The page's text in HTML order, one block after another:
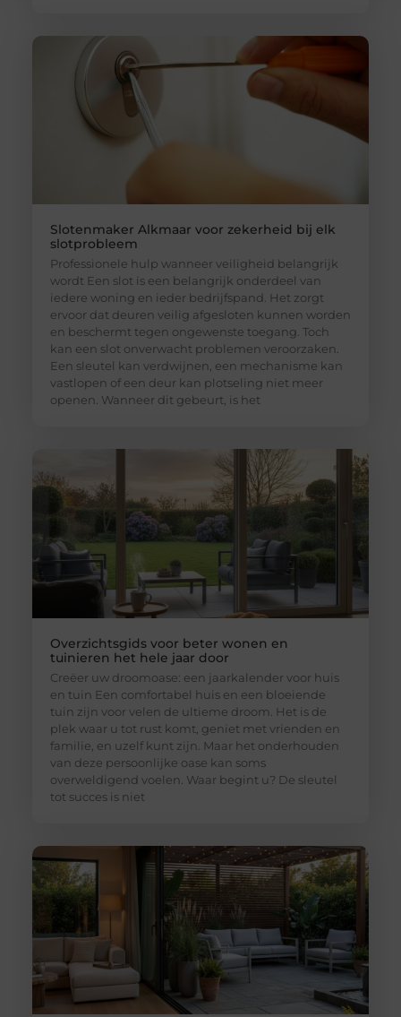
Slotenmaker Alkmaar voor zekerheid bij elk
slotprobleem
Professionele hulp wanneer veiligheid belangrijk
wordt Een slot is een belangrijk onderdeel van
iedere woning en ieder bedrijfspand. Het zorgt
ervoor dat deuren veilig afgesloten kunnen worden
en beschermt tegen ongewenste toegang. Toch
kan een slot onverwacht problemen veroorzaken.
Een sleutel kan verdwijnen, een mechanisme kan
vastlopen of een deur kan plotseling niet meer
openen. Wanneer dit gebeurt, is het
Overzichtsgids voor beter wonen en
tuinieren het hele jaar door
Creëer uw droomoase: een jaarkalender voor huis
en tuin Een comfortabel huis en een bloeiende
tuin zijn voor velen de ultieme droom. Het is de
plek waar u tot rust komt, geniet met vrienden en
familie, en uzelf kunt zijn. Maar het onderhouden
van deze persoonlijke oase kan soms
overweldigend voelen. Waar begint u? De sleutel
tot succes is niet